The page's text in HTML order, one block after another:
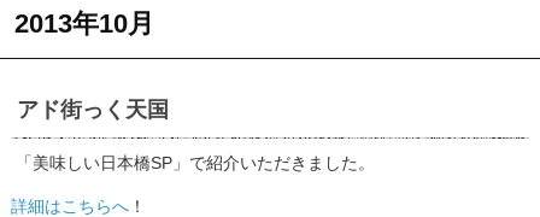
2013年10月
アド街っく天国
「美味しい日本橋SP」で紹介いただきました。
詳細はこちらへ！